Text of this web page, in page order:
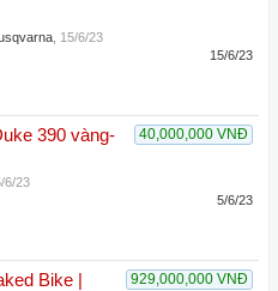
15/6/23
15/6/23
40,000,000 VNĐ
390 vàng-
6/23
5/6/23
929,000,000 VNĐ
Bike |